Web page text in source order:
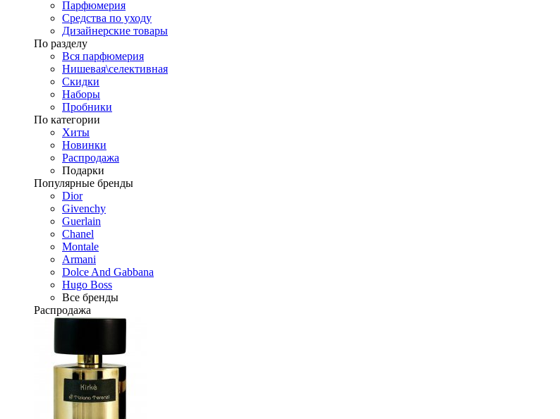
Парфюмерия
Средства по уходу
Дизайнерские товары
По разделу
Вся парфюмерия
Нишевая\селективная
Скидки
Наборы
Пробники
По категории
Хиты
Новинки
Распродажа
Подарки
Популярные бренды
Dior
Givenchy
Guerlain
Chanel
Montale
Armani
Dolce And Gabbana
Hugo Boss
Все бренды
Распродажа